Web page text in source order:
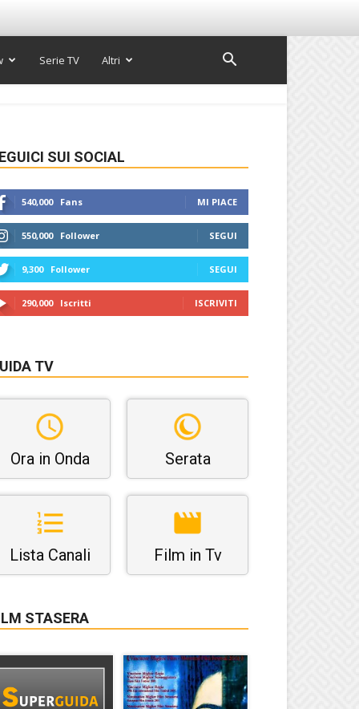
Serie TV Altri
SUI SOCIAL
540,000 Fans MI PIACE
550,000 Follower SEGUI
9,300 Follower SEGUI
290,000 Iscritti ISCRIVITI
TV
Ora in Onda Serata
Lista Canali Film in Tv
STASERA